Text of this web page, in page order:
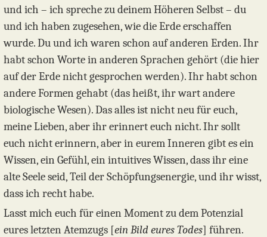
und ich – ich spreche zu deinem Höheren Selbst – du
und ich haben zugesehen, wie die Erde erschaffen
wurde. Du und ich waren schon auf anderen Erden. Ihr
habt schon Worte in anderen Sprachen gehört (die hier
auf der Erde nicht gesprochen werden). Ihr habt schon
andere Formen gehabt (das heißt, ihr wart andere
biologische Wesen). Das alles ist nicht neu für euch,
meine Lieben, aber ihr erinnert euch nicht. Ihr sollt
euch nicht erinnern, aber in eurem Inneren gibt es ein
Wissen, ein Gefühl, ein intuitives Wissen, dass ihr eine
alte Seele seid, Teil der Schöpfungsenergie, und ihr wisst,
dass ich recht habe.
Lasst mich euch für einen Moment zu dem Potenzial
eures letzten Atemzugs [ein Bild eures Todes] führen.